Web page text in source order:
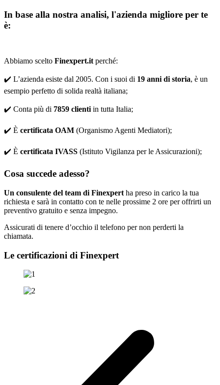
In base alla nostra analisi, l'azienda migliore per te
è:
Abbiamo scelto Finexpert.itperché:
✔️ L’azienda esiste dal 2005. Con i suoi di 19 anni di storia, è un
esempio perfetto di solida realtà italiana;
✔️ Conta più di 7859 clientiin tutta Italia;
✔️ È certificata OAM (Organismo Agenti Mediatori);
✔️ È certificata IVASS (Istituto Vigilanza per le Assicurazioni);
Cosa succede adesso?
Un consulente del team di Finexpert ha preso in carico la tua
richiesta e sarà in contatto con te nelle prossime 2 ore per offrirti un
preventivo gratuito e senza impegno.
Assicurati di tenere d’occhio il telefono per non perderti la
chiamata.
Le certificazioni di Finexpert